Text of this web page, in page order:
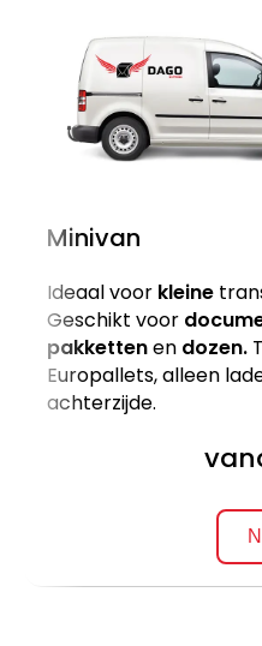
Minivan
Ideaal voor kleine
Geschikt voor
pakkettenen dozen.
Europallets, alleen
achterzijde.